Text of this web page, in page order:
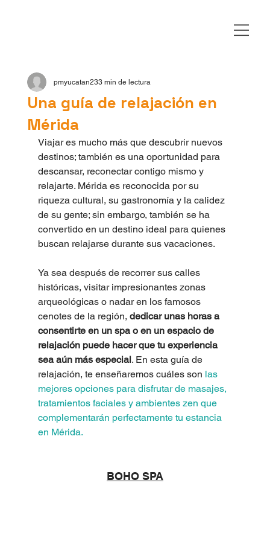
Una guía de relajación en
Mérida
pmyucatan233 min de lectura
Viajar es mucho más que descubrir nuevos
destinos; también es una oportunidad para
descansar, reconectar contigo mismo y
relajarte. Mérida es reconocida por su
riqueza cultural, su gastronomía y la calidez
de su gente; sin embargo, también se ha
convertido en un destino ideal para quienes
buscan relajarse durante sus vacaciones.
Ya sea después de recorrer sus calles
históricas, visitar impresionantes zonas
arqueológicas o nadar en los famosos
cenotes de la región, dedicar unas horas a
consentirte en un spa o en un espacio de
relajación puede hacer que tu experiencia
sea aún más especial. En esta guía de
relajación, te enseñaremos cuáles son las
mejores opciones para disfrutar de masajes,
tratamientos faciales y ambientes zen que
complementarán perfectamente tu estancia
en Mérida.
BOHO SPA